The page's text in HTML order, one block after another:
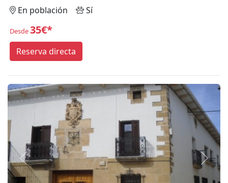
En población
Sí
Desde35€*
Reserva directa
Anterior